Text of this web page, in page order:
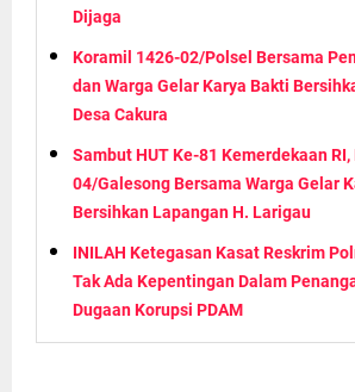
Dijaga
Koramil 1426-02/Polsel Bersama
dan Warga Gelar Karya Bakti
Desa Cakura
Sambut HUT Ke-81 Kemerdekaan
04/Galesong Bersama Warga Gelar
Bersihkan Lapangan H. Larigau
INILAH Ketegasan Kasat Reskrim
Tak Ada Kepentingan Dalam
Dugaan Korupsi PDAM